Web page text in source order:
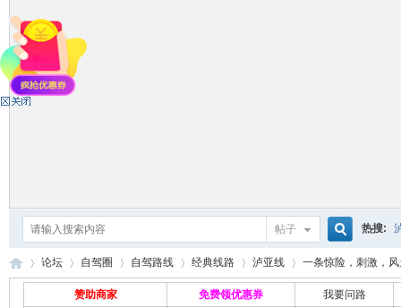
帖子
搜
热搜:
论坛 自驾圈 自驾路线 经典线路 泸亚线 一条惊险，刺激，
赞助商家 免费领优惠券
我要问路